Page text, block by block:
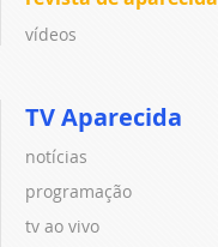
vídeos
TV Aparecida
notícias
programação
tv ao vivo